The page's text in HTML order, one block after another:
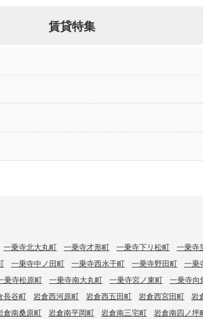
賃貸特集
一乗寺北大丸町 一乗寺才形町 一乗寺下リ松町 一乗寺
一乗寺中ノ田町 一乗寺西水干町 一乗寺野田町 一乗
乗寺松原町 一乗寺南大丸町 一乗寺宮ノ東町 一乗寺向
長谷町 岩倉西河原町 岩倉西五田町 岩倉西宮田町 岩
倉南桑原町 岩倉南平岡町 岩倉南三宅町 岩倉南四ノ坪